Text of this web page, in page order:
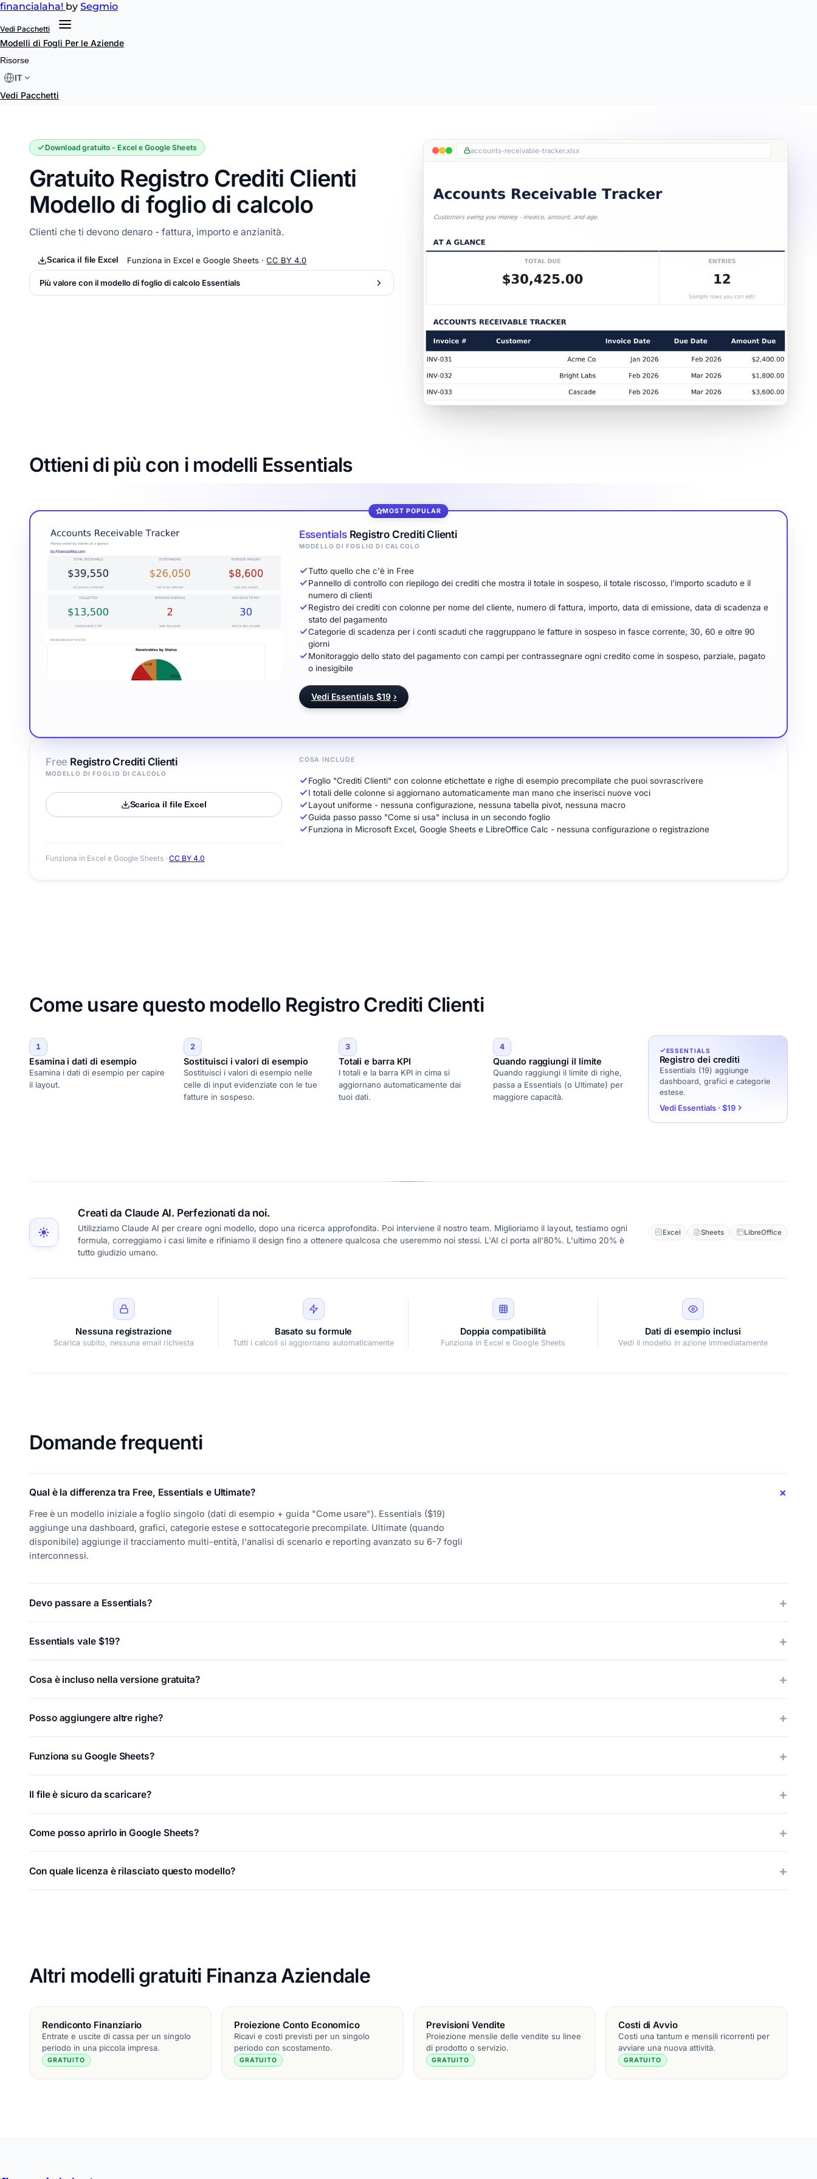
financialaha! by Segmio
Vedi Pacchetti
Modelli di Fogli Per le Aziende
Risorse
IT
Vedi Pacchetti
Registro Crediti Clienti
Download gratuito - Excel e Google Sheets
Gratuito Registro Crediti Clienti
Modello di foglio di calcolo
Clienti che ti devono denaro - fattura, importo e anzianità.
Scarica il file Excel Funziona in Excel e Google Sheets ·CC BY 4.0
Più valore con il modello di foglio di calcolo Essentials
accounts-receivable-tracker.xlsx
Ottieni di più con i modelli Essentials
Free Registro Crediti Clienti
MODELLO DI FOGLIO DI CALCOLO
Scarica il file Excel
Funziona in Excel e Google Sheets · CC BY 4.0
COSA INCLUDE
Foglio "Crediti Clienti" con colonne etichettate e righe di esempio precompilate che puoi sovrascrivere
I totali delle colonne si aggiornano automaticamente man mano che inserisci nuove voci
Layout uniforme - nessuna configurazione, nessuna tabella pivot, nessuna macro
Guida passo passo "Come si usa" inclusa in un secondo foglio
Funziona in Microsoft Excel, Google Sheets e LibreOffice Calc - nessuna configurazione o registrazione
MOST POPULAR
EssentialsRegistro Crediti Clienti
MODELLO DI FOGLIO DI CALCOLO
Tutto quello che c'è in Free
Pannello di controllo con riepilogo dei crediti che mostra il totale in sospeso, il totale riscosso, l'importo scaduto e il
numero di clienti
Registro dei crediti con colonne per nome del cliente, numero di fattura, importo, data di emissione, data di scadenza e
stato del pagamento
Categorie di scadenza per i conti scaduti che raggruppano le fatture in sospeso in fasce corrente, 30, 60 e oltre 90
giorni
Monitoraggio dello stato del pagamento con campi per contrassegnare ogni credito come in sospeso, parziale, pagato
o inesigibile
Vedi Essentials $19 ›
Come usare questo modello Registro Crediti Clienti
1
Esamina i dati di esempio
Esamina i dati di esempio per capire
il layout.
2
Sostituisci i valori di esempio
Sostituisci i valori di esempio nelle
celle di input evidenziate con le tue
fatture in sospeso.
3
Totali e barra KPI
I totali e la barra KPI in cima si
aggiornano automaticamente dai
tuoi dati.
4
Quando raggiungi il limite
Quando raggiungi il limite di righe,
passa a Essentials (o Ultimate) per
maggiore capacità.
ESSENTIALS
Registro dei crediti
Essentials (19) aggiunge
dashboard, grafici e categorie
estese.
Vedi Essentials · $19
Creati da Claude AI. Perfezionati da noi.
Utilizziamo Claude AI per creare ogni modello, dopo una ricerca approfondita. Poi interviene il nostro team. Miglioriamo il layout, testiamo ogni
formula, correggiamo i casi limite e rifiniamo il design fino a ottenere qualcosa che useremmo noi stessi. L'AI ci porta all'80%. L'ultimo 20% è
tutto giudizio umano.
Excel Sheets LibreOffice
Nessuna registrazione
Scarica subito, nessuna email richiesta
Basato su formule
Tutti i calcoli si aggiornano automaticamente
Doppia compatibilità
Funziona in Excel e Google Sheets
Dati di esempio inclusi
Vedi il modello in azione immediatamente
Domande frequenti
Qual è la differenza tra Free, Essentials e Ultimate?
Free è un modello iniziale a foglio singolo (dati di esempio + guida "Come usare"). Essentials ($19)
aggiunge una dashboard, grafici, categorie estese e sottocategorie precompilate. Ultimate (quando
disponibile) aggiunge il tracciamento multi-entità, l'analisi di scenario e reporting avanzato su 6-7 fogli
interconnessi.
Devo passare a Essentials?
Essentials vale $19?
Cosa è incluso nella versione gratuita?
Posso aggiungere altre righe?
Funziona su Google Sheets?
Il file è sicuro da scaricare?
Come posso aprirlo in Google Sheets?
Con quale licenza è rilasciato questo modello?
Altri modelli gratuiti Finanza Aziendale
Rendiconto Finanziario
Entrate e uscite di cassa per un singolo
periodo in una piccola impresa.
GRATUITO
Proiezione Conto Economico
Ricavi e costi previsti per un singolo
periodo con scostamento.
GRATUITO
Previsioni Vendite
Proiezione mensile delle vendite su linee
di prodotto o servizio.
GRATUITO
Costi di Avvio
Costi una tantum e mensili ricorrenti per
avviare una nuova attività.
GRATUITO